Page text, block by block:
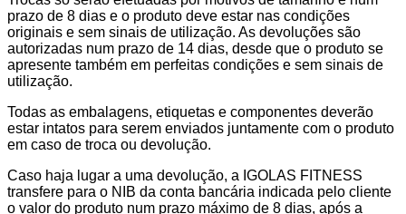
prazo de 8 dias e o produto deve estar nas condições
originais e sem sinais de utilização. As devoluções são
autorizadas num prazo de 14 dias, desde que o produto se
apresente também em perfeitas condições e sem sinais de
utilização.
Todas as embalagens, etiquetas e componentes deverão
estar intatos para serem enviados juntamente com o produto
em caso de troca ou devolução.
Caso haja lugar a uma devolução, a IGOLAS FITNESS
transfere para o NIB da conta bancária indicada pelo cliente
o valor do produto num prazo máximo de 8 dias, após a